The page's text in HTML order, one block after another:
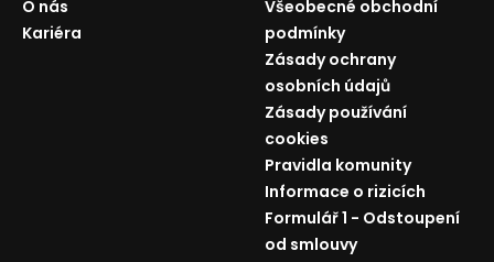
O nás
Kariéra
Všeobecné obchodní
podmínky
Zásady ochrany
osobních údajů
Zásady používání
cookies
Pravidla komunity
Informace o rizicích
Formulář 1 - Odstoupení
od smlouvy